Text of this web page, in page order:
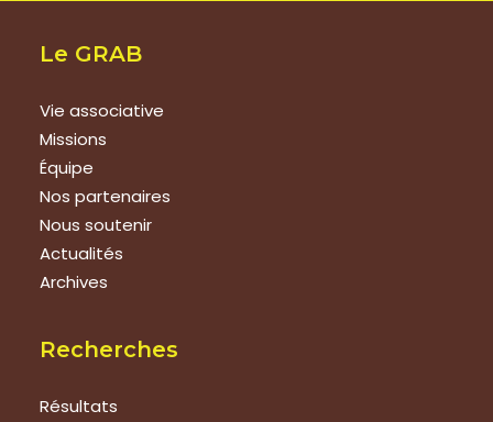
Le GRAB
Vie associative
Missions
Équipe
Nos partenaires
Nous soutenir
Actualités
Archives
Recherches
Résultats